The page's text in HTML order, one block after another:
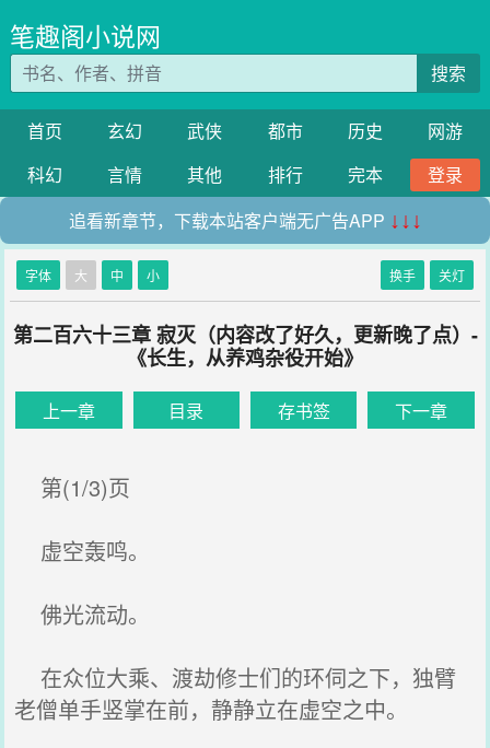
笔趣阁小说网
搜索
首页 玄幻 武侠 都市 历史
网游
科幻
言情 其他 排行 完本
登录
追看新章节，下载本站客户端无广告APP ↓↓↓
字体 大 中 小 换手 关灯
第二百六十三章 寂灭（内容改了好久，更新晚了点）-
《长生，从养鸡杂役开始》
上一章 目录 存书签 下一章
第(1/3)页
虚空轰鸣。
佛光流动。
在众位大乘、渡劫修士们的环伺之下，独臂
老僧单手竖掌在前，静静立在虚空之中。